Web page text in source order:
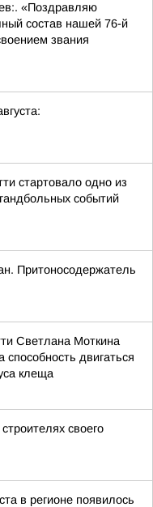
«Поздравляю
состав нашей 76-й
звания
стартовало одно из
событий
Притоносодержатель
Светлана Моткина
двигаться
клеща
своего
в регионе появилось